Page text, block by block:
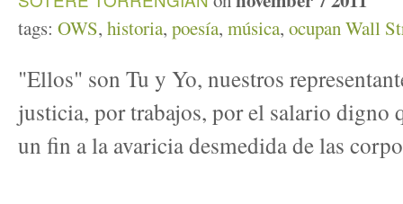
tags: OWS, historia, poesía, música, ocupan Wall
"Ellos" son Tu y Yo, nuestros
justicia, por trabajos, por el salario digno
un fin a la avaricia desmedida de las